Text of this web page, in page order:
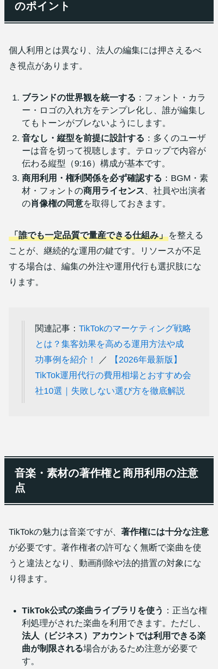
のポイント
個人利用とは異なり、法人の編集には押さえるべ
き視点があります。
ブランドの世界観を統一する ：フォント・カラ
ー・ロゴの入れ方をテンプレ化し、誰が編集し
てもトーンがブレないようにします。
音なし・縦型を前提に設計する ：多くのユーザ
ーは音を切って視聴します。テロップで内容が
伝わる縦型（9:16）構成が基本です。
商用利用・権利関係を必ず確認する ：BGM・素
材・フォントの商用ライセンス、社員や出演者
の肖像権の同意を取得しておきます。
「誰でも一定品質で量産できる仕組み」を整える
ことが、継続的な運用の鍵です。リソースが不足
する場合は、編集の外注や運用代行も選択肢にな
ります。
関連記事： TikTokのマーケティング戦略
とは？集客効果を高める運用方法や成
功事例を紹介！
／
【2026年最新版】
TikTok運用代行の費用相場とおすすめ会
社10選｜失敗しない選び方を徹底解説
音楽・素材の著作権と商用利用の注意
点
TikTokの魅力は音楽ですが、 著作権には十分な注意
が必要です。著作権者の許可なく無断で楽曲を使
うと違法となり、動画削除や法的措置の対象にな
り得ます。
TikTok公式の楽曲ライブラリを使う ：正当な権
利処理がされた楽曲を利用できます。ただし、
法人（ビジネス）アカウントでは利用できる楽
曲が制限される場合があるため注意が必要で
す。